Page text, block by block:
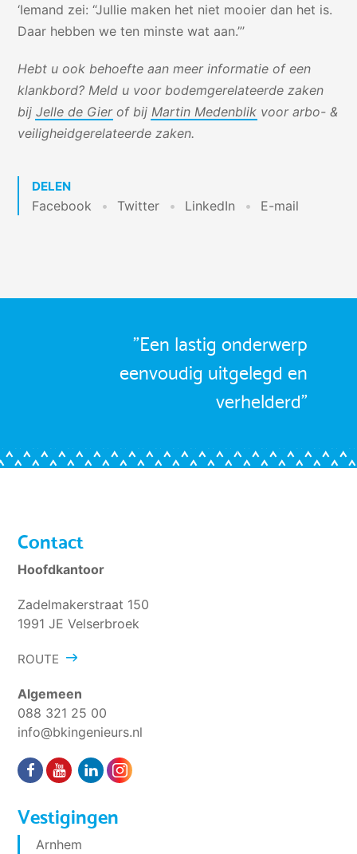
‘Iemand zei: “Jullie maken het niet mooier dan het is.
Daar hebben we ten minste wat aan.”’
Hebt u ook behoefte aan meer informatie of een
klankbord? Meld u voor bodemgerelateerde zaken
bijJelle de Gierof bij Martin Medenblik voor arbo- &
veiligheidgerelateerde zaken.
DELEN
Facebook Twitter LinkedIn E-mail
"Een lastig onderwerp
eenvoudig uitgelegd en
verhelderd"
Contact
Hoofdkantoor
Zadelmakerstraat 150
1991 JE Velserbroek
ROUTE
Algemeen
088 321 25 00
info@bkingenieurs.nl
Vestigingen
Arnhem